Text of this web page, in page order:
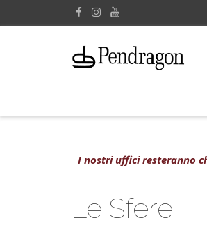
I nostri uffici resteranno
Le Sfere